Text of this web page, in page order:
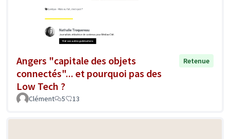
Angers "capitale des objets
connectés"... et pourquoi pas des
Low Tech ?
Retenue
Clément 5 13